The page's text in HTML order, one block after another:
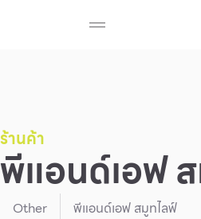
ร้านค้า
พีแอนด์เอฟ
Other พีแอนด์เอฟ สมูทไลฟ์